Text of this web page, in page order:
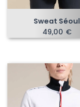
Sweat Séoul
49,00 €